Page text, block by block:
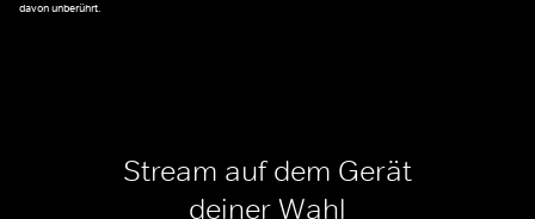
davon unberührt.
Stream auf dem Gerät
deiner Wahl